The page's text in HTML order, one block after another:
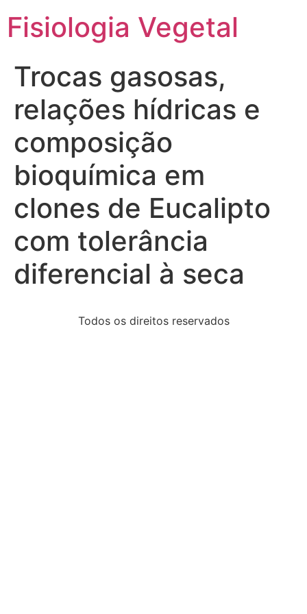
Fisiologia Vegetal
Trocas gasosas,
relações hídricas e
composição
bioquímica em
clones de Eucalipto
com tolerância
diferencial à seca
Todos os direitos reservados